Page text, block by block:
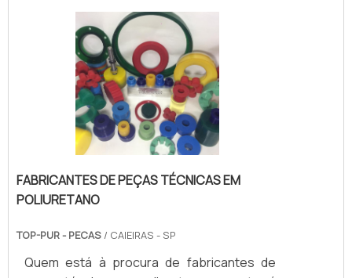
propriedades que não a permitem sofrer
com o acúmulo de poeira, resíduos e
sujeira em suas paredes internas.A coifa
de aço tem como principal função a
eliminação de gordura e odores .
FABRICANTES DE PEÇAS TÉCNICAS EM
POLIURETANO
TOP-PUR - PECAS / CAIEIRAS - SP
Quem está à procura de fabricantes de